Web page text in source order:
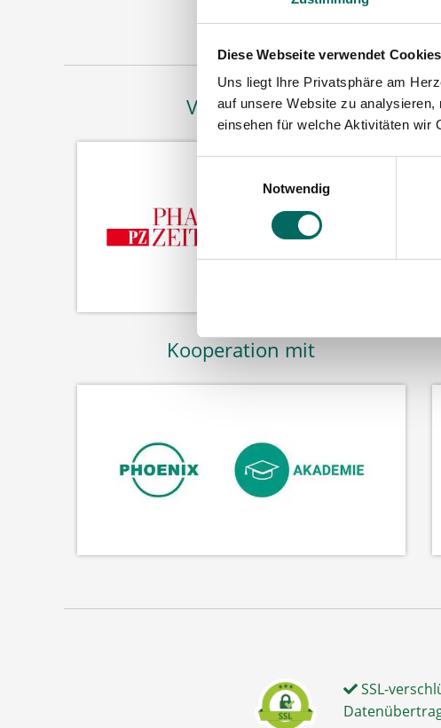
Diese Webseite verwendet Cookies
Uns liegt Ihre Privatsphäre am
auf unsere Website zu
einsehen für welche Aktivitäten wir
Notwendig
Vertreten in
Kooperation mit
SSL-